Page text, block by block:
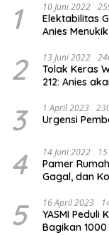
1 10 Juni 2022
Elektabilitas
Anies Menukik
2 13 Juni 2022
Tolak Keras
212: Anies
3 1 April 2023
Urgensi
4 14 Juni 2022
Pamer
Gagal, dan
5 16 April 2023
YASMI Peduli
Bagikan